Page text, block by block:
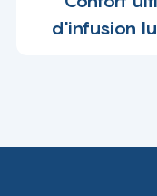
d'infusion